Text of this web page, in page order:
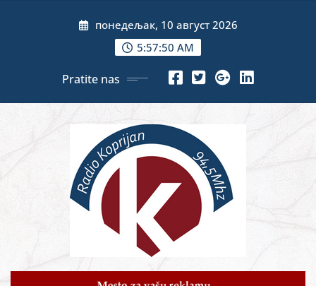
понедељак, 10 август 2026
5:57:51 AM
Pratite nas